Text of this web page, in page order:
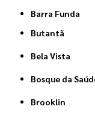
Barra Funda
Butantã
Bela Vista
Bosque da
Brooklin